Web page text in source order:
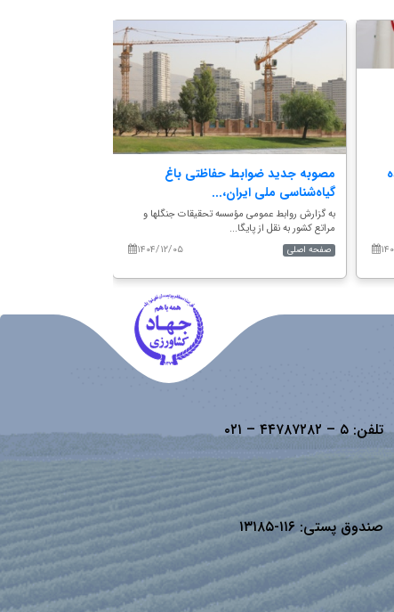
مصوبه جدید ضوابط حفاظتی باغ
گیاه‌شناسی ملی ایران،...
به گزارش روابط عمومی مؤسسه تحقیقات جنگلها و
مراتع کشور به نقل از پایگا...
۱۴۰۴/۱۲/۰۵
صفحه اصلی
تلفن:۵ – ۴۴۷۸۷۲۸۲ – ۰۲۱
صندوق پستی:۱۱۶-۱۳۱۸۵